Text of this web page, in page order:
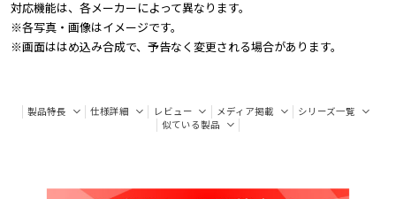
対応機能は、各メーカーによって異なります。
※各写真・画像はイメージです。
※画面ははめ込み合成で、予告なく変更される場合があります。
製品特長 仕様詳細 レビュー メディア掲載
シリーズ一覧
似ている製品